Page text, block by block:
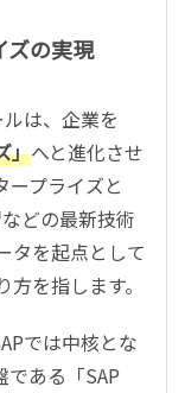
ズの実現
は、企業を
」へと進化させ
ープライズと
どの最新技術
タを起点として
を指します。
では中核とな
である「SAP